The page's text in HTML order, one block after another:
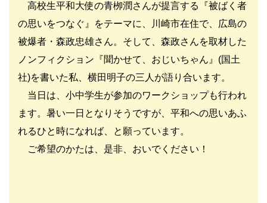
高校生平和大使の青栁潤さんが提言する『被ばく者
の思いをつなぐ』をテーマに、川崎市在住で、広島の
被爆者・森政忠雄さん。そして、森政さんを取材した
ノンフィクション『聞かせて、おじいちゃん』 (国土
社)を書いた私、横田明子の三人が語り合います。
当日は、小中学生が参加のワークショップも行われ
ます。暑い一日となりそうですが、平和への思いあふ
れるひと時になれば、と願っています。
ご希望のかたは、是非、おいでください！